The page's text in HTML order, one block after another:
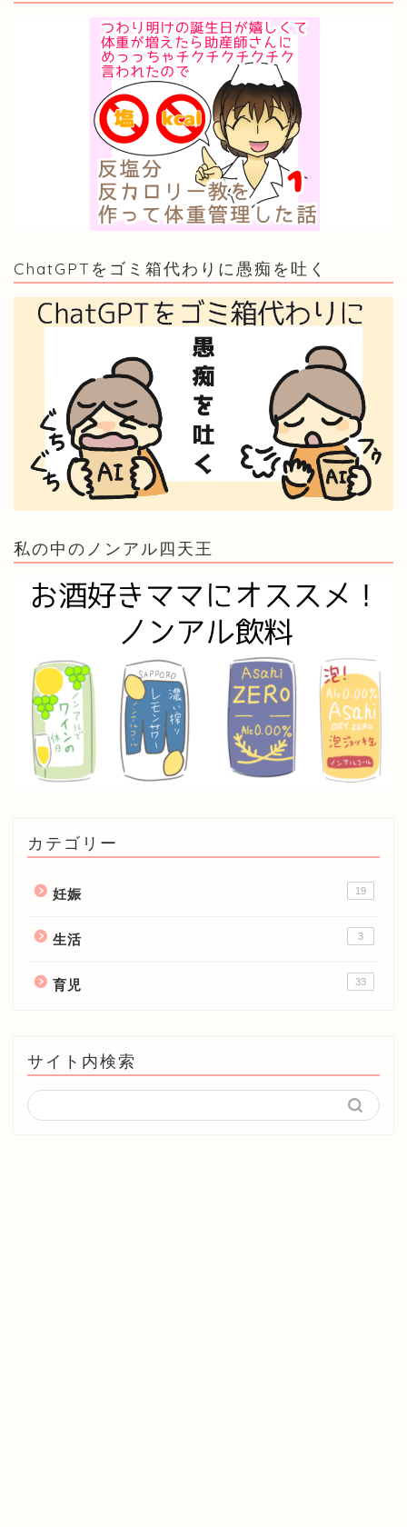
ChatGPTをゴミ箱代わりに愚痴を吐く
私の中のノンアル四天王
カテゴリー
妊娠 19
生活 3
育児 33
サイト内検索